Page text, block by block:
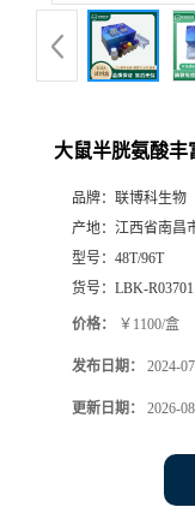
大鼠半胱氨酸丰
品牌： 联博科生物
产地： 江西省南昌
型号： 48T/96T
货号： LBK-R03701
价格： ￥1100/盒
发布日期： 2024-
更新日期： 2026-